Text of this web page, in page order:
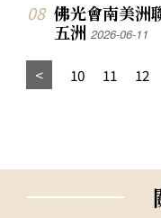
佛光會南美
五洲2026-06-11
10 11 12